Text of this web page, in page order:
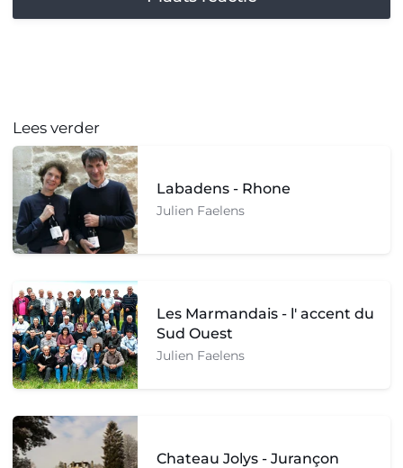
Lees verder
Labadens - Rhone
Julien Faelens
Les Marmandais - l' accent du
Sud Ouest
Julien Faelens
Chateau Jolys - Jurançon